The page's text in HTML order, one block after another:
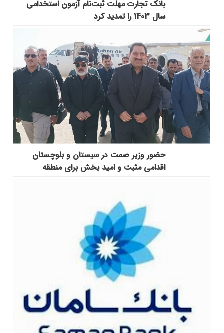
بانک تجارت مهلت ثبت‌نام آزمون استخدامی
سال 1403 را تمدید کرد
حضور وزیر صمت در سیستان و بلوچستان
اقدامی مثبت و امید بخش برای منطقه